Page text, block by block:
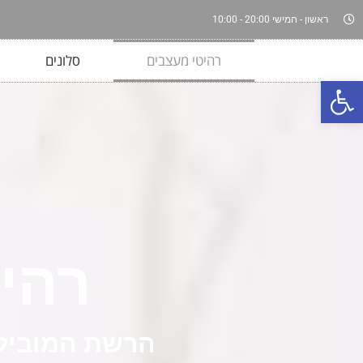
פתח סרגל נגישות
ראשון - חמישי 20:00 - 10:00
רהיטי מעצבים סלונים
הרשת